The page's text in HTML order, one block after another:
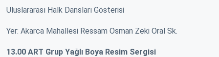
Uluslararası Halk Dansları Gösterisi
Yer: Akarca Mahallesi Ressam Osman Zeki Oral Sk.
13.00 ART Grup Yağlı Boya Resim Sergisi